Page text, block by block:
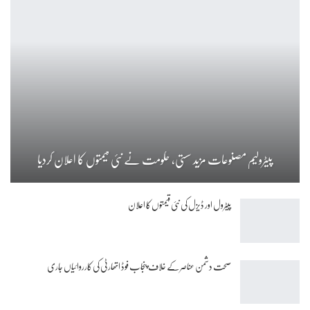
پیٹرولیم مصنوعات مزید سستی، حکومت نے نئی قیمتوں کا اعلان کردیا
پیٹرول اور ڈیزل کی نئی قیمتوں کا اعلان
صحت دشمن عناصر کے خلاف پنجاب فوڈ اتھارٹی کی کارروائیاں جاری